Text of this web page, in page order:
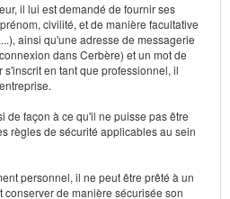
il lui est demandé de fournir ses
civilité, et de manière facultative
ainsi qu'une adresse de messagerie
dans Cerbère) et un mot de
en tant que professionnel, il
de façon à ce qu'il ne puisse pas être
règles de sécurité applicables au sein
personnel, il ne peut être prêté à un
de manière sécurisée son